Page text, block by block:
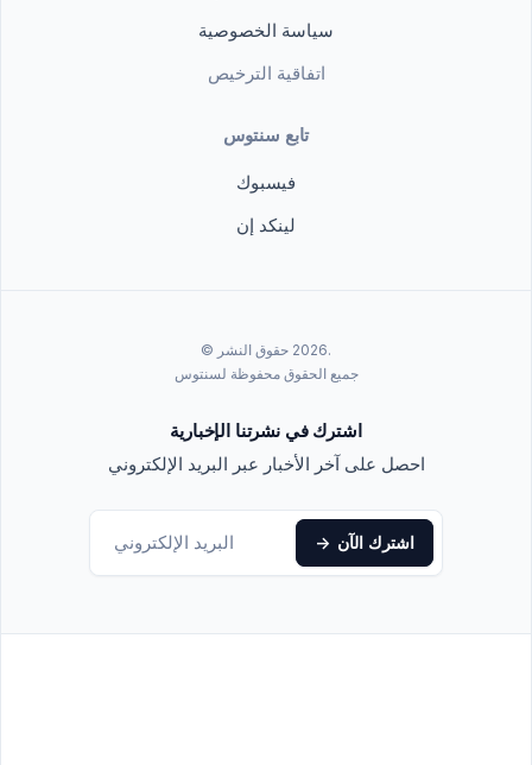
سياسة الخصوصية
اتفاقية الترخيص
تابع سنتوس
فيسبوك
لينكد إن
.2026 حقوق النشر ©
جميع الحقوق محفوظة لسنتوس
اشترك في نشرتنا الإخبارية
احصل على آخر الأخبار عبر البريد الإلكتروني
اشترك الآن ->